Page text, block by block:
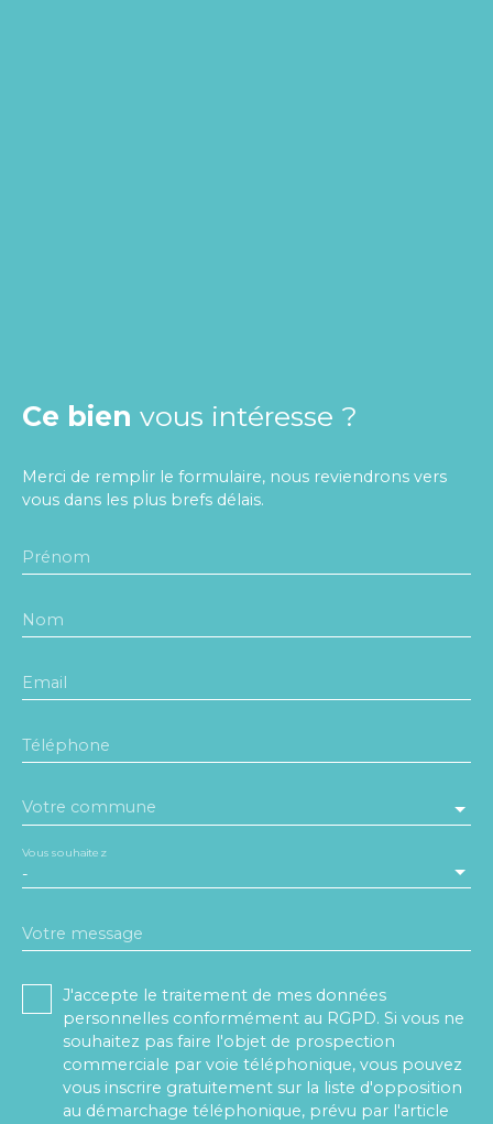
Ce bien vous intéresse ?
Merci de remplir le formulaire, nous reviendrons vers
vous dans les plus brefs délais.
Prénom
Nom
Email
Téléphone
Votre commune
-
Vous souhaitez
Votre message
J'accepte le traitement de mes données
personnelles conformément au RGPD. Si vous ne
souhaitez pas faire l'objet de prospection
commerciale par voie téléphonique, vous pouvez
vous inscrire gratuitement sur la liste d'opposition
au démarchage téléphonique, prévu par l'article